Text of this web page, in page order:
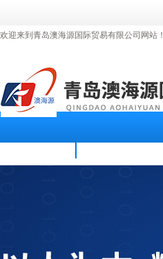
欢迎来到青岛澳海源国际贸易有限公司网站！